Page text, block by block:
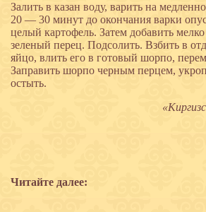
Залить в казан воду, варить на
20 — 30 минут до окончания варки
целый картофель. Затем добавить
зеленый перец. Подсолить. Взбить в
яйцо, влить его в готовый шорпо,
Заправить шорпо черным перцем,
остыть.
Читайте далее: